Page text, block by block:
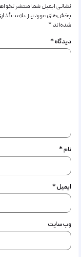
نشانی ایمیل شما منتشر
بخش‌های موردنیاز
شده‌اند *
دیدگاه*
نام*
ایمیل*
وب‌ سایت